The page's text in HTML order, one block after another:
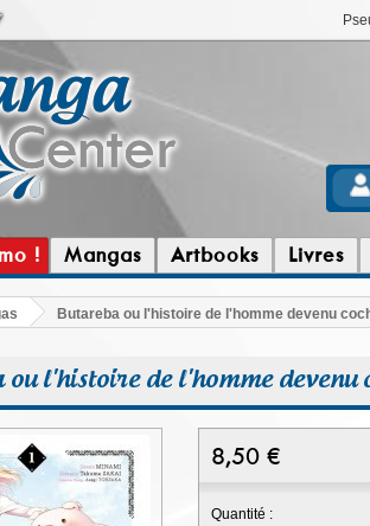
! Mangas Artbooks Livres
Butareba ou l'histoire de l'homme devenu
ou l'histoire de l'homme devenu
8,50 €
Quantité :